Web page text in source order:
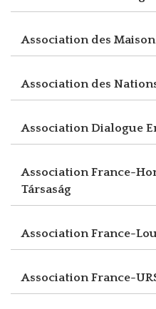
Association des
Association des
Association Dialogue
Association France-
Társaság
Association France-
Association France-